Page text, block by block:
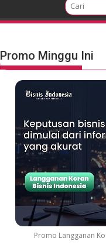
Promo Minggu Ini
Promo Langganan